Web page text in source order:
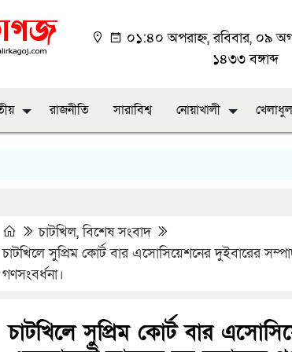
০১:৪০ অপরাহ্ন, রবিবার, ০৯
১৪৩৩ বঙ্গাব্দ
রাজনীতি সারাবিশ্ব নোয়াখালী
চাটখিল,বিশেষ সংবাদ
চাটখিলে সুপ্রিম কোর্ট বার এসোসিয়েশনের দুইবারের
গণসংবর্ধনা।
চাটখিলে সুপ্রিম কোর্ট বার